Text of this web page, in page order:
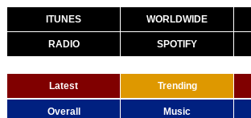
ITUNES WORLDWIDE
RADIO SPOTIFY
Latest Trending
Overall Music